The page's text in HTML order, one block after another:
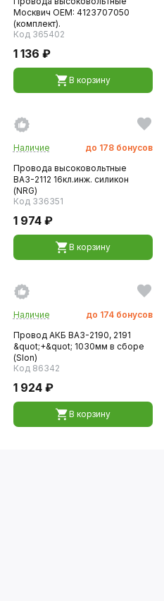
Москвич OEM: 4123707050
(комплект).
Код 365402
1 136 ₽
В корзину
Наличие до 178 бонусов
Провода высоковольтные
ВАЗ-2112 16кл.инж. силикон
(NRG)
Код 336351
1 974 ₽
В корзину
Наличие до 174 бонусов
Провод АКБ ВАЗ-2190, 2191
&quot;+&quot; 1030мм в сборе
(Slon)
Код 86342
1 924 ₽
В корзину